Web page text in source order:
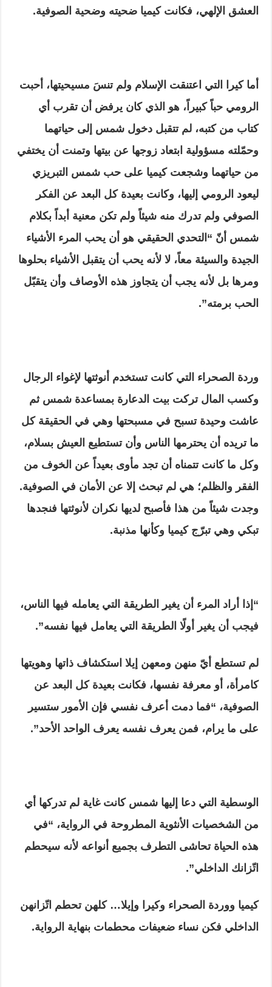
العشق الإلهي، فكانت كيميا ضحيته وضحية الصوفية.
أما كيرا التي اعتنقت الإسلام ولم تنسَ مسيحيتها، أحبت
الرومي حباً كبيراً، هو الذي كان يرفض أن تقرب أي
كتاب من كتبه، لم تتقبل دخول شمس إلى حياتهما
وحمّلته مسؤولية ابتعاد زوجها عن بيتها وتمنت أن يختفي
من حياتهما وشجعت كيميا على حب شمس التبريزي
ليعود الرومي إليها، وكانت بعيدة كل البعد عن الفكر
الصوفي ولم تدرك منه شيئاً ولم تكن معنية أبداً بكلام
شمس أنّ “التحدي الحقيقي هو أن يحب المرء الأشياء
الجيدة والسيئة معاً، لا لأنه يحب أن يتقبل الأشياء بحلوها
ومرها بل لأنه يجب أن يتجاوز هذه الأوصاف وأن يتقبّل
الحب برمته”.
وردة الصحراء التي كانت تستخدم أنوثتها لإغواء الرجال
وكسب المال تركت بيت الدعارة بمساعدة شمس ثم
عاشت وحيدة تسبح في مسبحتها وهي في الحقيقة كل
ما تريده أن يحترمها الناس وأن تستطيع العيش بسلام،
وكل ما كانت تتمناه أن تجد مأوى بعيداً عن الخوف من
الفقر والظلم؛ هي لم تبحث إلا عن الأمان في الصوفية.
وجدت شيئاً من هذا فأصبح لديها نكران لأنوثتها فنجدها
تبكي وهي تبرّج كيميا وكأنها مذنبة.
“إذا أراد المرء أن يغير الطريقة التي يعامله فيها الناس،
فيجب أن يغير أولًا الطريقة التي يعامل فيها نفسه”.
لم تستطع أيّ منهن ومعهن إيلا استكشاف ذاتها وهويتها
كامرأة، أو معرفة نفسها، فكانت بعيدة كل البعد عن
الصوفية، “فما دمت أعرف نفسي فإن الأمور ستسير
على ما يرام، فمن يعرف نفسه يعرف الواحد الأحد”.
الوسطية التي دعا إليها شمس كانت غاية لم تدركها أي
من الشخصيات الأنثوية المطروحة في الرواية، “في
هذه الحياة تحاشى التطرف بجميع أنواعه لأنه سيحطم
اتّزانك الداخلي”.
كيميا ووردة الصحراء وكيرا وإيلا… كلهن تحطم اتّزانهن
الداخلي فكن نساء ضعيفات محطمات بنهاية الرواية.